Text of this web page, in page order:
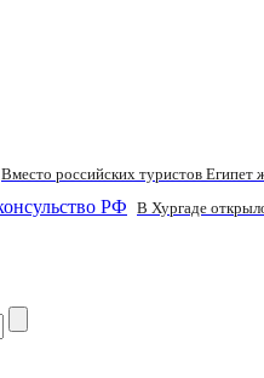
Вместо российских туристов Египет
В Хургаде